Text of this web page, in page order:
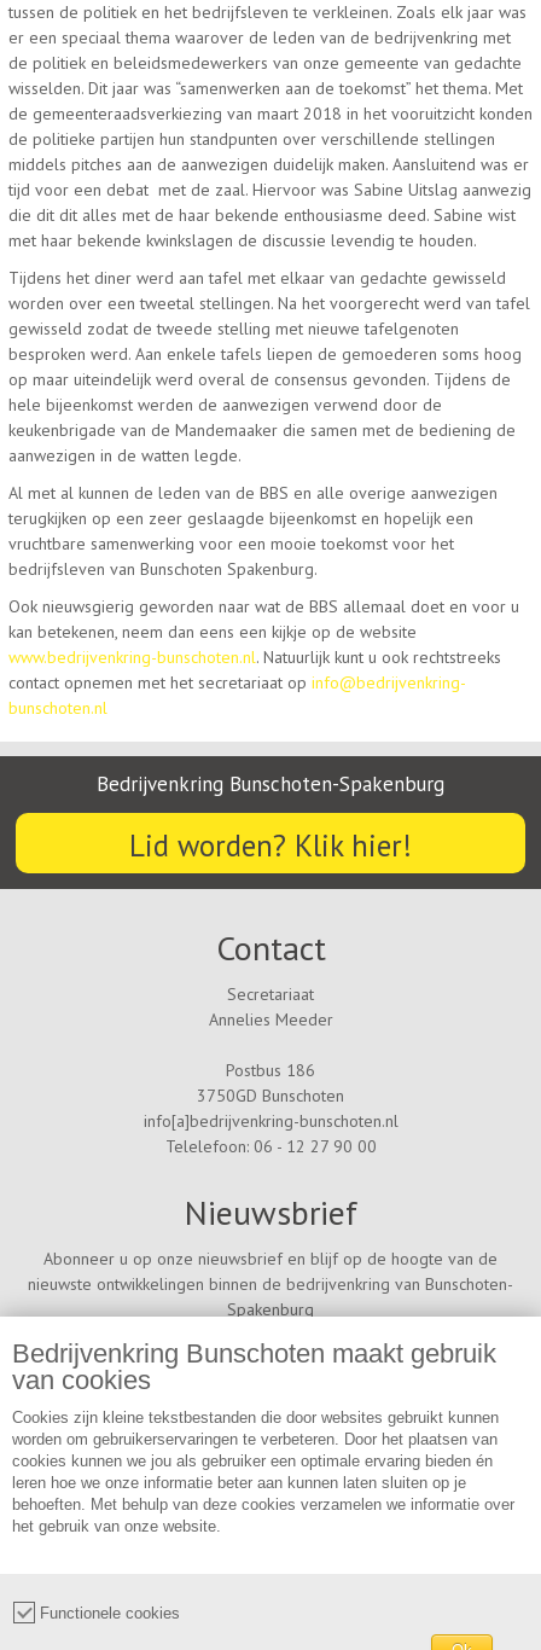
tussen de politiek en het bedrijfsleven te verkleinen. Zoals elk jaar was
er een speciaal thema waarover de leden van de bedrijvenkring met
de politiek en beleidsmedewerkers van onze gemeente van gedachte
wisselden. Dit jaar was “samenwerken aan de toekomst” het thema. Met
de gemeenteraadsverkiezing van maart 2018 in het vooruitzicht konden
de politieke partijen hun standpunten over verschillende stellingen
middels pitches aan de aanwezigen duidelijk maken. Aansluitend was er
tijd voor een debat met de zaal. Hiervoor was Sabine Uitslag aanwezig
die dit dit alles met de haar bekende enthousiasme deed. Sabine wist
met haar bekende kwinkslagen de discussie levendig te houden.
Tijdens het diner werd aan tafel met elkaar van gedachte gewisseld
worden over een tweetal stellingen. Na het voorgerecht werd van tafel
gewisseld zodat de tweede stelling met nieuwe tafelgenoten
besproken werd. Aan enkele tafels liepen de gemoederen soms hoog
op maar uiteindelijk werd overal de consensus gevonden. Tijdens de
hele bijeenkomst werden de aanwezigen verwend door de
keukenbrigade van de Mandemaaker die samen met de bediening de
aanwezigen in de watten legde.
Al met al kunnen de leden van de BBS en alle overige aanwezigen
terugkijken op een zeer geslaagde bijeenkomst en hopelijk een
vruchtbare samenwerking voor een mooie toekomst voor het
bedrijfsleven van Bunschoten Spakenburg.
Ook nieuwsgierig geworden naar wat de BBS allemaal doet en voor u
kan betekenen, neem dan eens een kijkje op de website
www.bedrijvenkring-bunschoten.nl. Natuurlijk kunt u ook rechtstreeks
contact opnemen met het secretariaat op info@bedrijvenkring-
bunschoten.nl
Bedrijvenkring Bunschoten-Spakenburg
Lid worden? Klik hier!
Contact
Secretariaat
Annelies Meeder
Postbus 186
3750GD Bunschoten
info[a]bedrijvenkring-bunschoten.nl
Telelefoon: 06 - 12 27 90 00
Nieuwsbrief
Abonneer u op onze nieuwsbrief en blijf op de hoogte van de
nieuwste ontwikkelingen binnen de bedrijvenkring van Bunschoten-
Spakenburg
Inschrijven
Webrealisatie:Terra-IT
Ontwerp:Meyn Graphic Design
Bedrijvenkring Bunschoten maakt gebruik
van cookies
Cookies zijn kleine tekstbestanden die door websites gebruikt kunnen
worden om gebruikerservaringen te verbeteren. Door het plaatsen van
cookies kunnen we jou als gebruiker een optimale ervaring bieden én
leren hoe we onze informatie beter aan kunnen laten sluiten op je
behoeften. Met behulp van deze cookies verzamelen we informatie over
het gebruik van onze website.
Functionele cookies